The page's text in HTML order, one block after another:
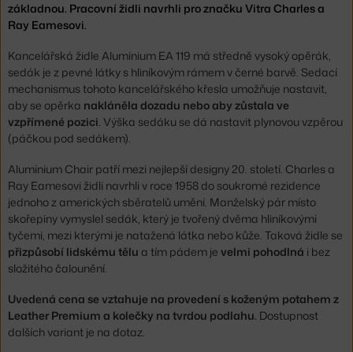
základnou. Pracovní židli navrhli pro značku Vitra Charles a
Ray Eamesovi.
Kancelářská židle Aluminium EA 119 má středně vysoký opěrák,
sedák je z pevné látky s hliníkovým rámem v černé barvě. Sedací
mechanismus tohoto kancelářského křesla umožňuje nastavit,
aby se opěrka nakláněla dozadu nebo aby zůstala ve
vzpřímené pozici. Výška sedáku se dá nastavit plynovou vzpěrou
(páčkou pod sedákem).
Aluminium Chair patří mezi nejlepší designy 20. století. Charles a
Ray Eamesovi židli navrhli v roce 1958 do soukromé rezidence
jednoho z amerických sběratelů umění. Manželský pár místo
skořepiny vymyslel sedák, který je tvořený dvěma hliníkovými
tyčemi, mezi kterými je natažená látka nebo kůže. Taková židle se
přizpůsobí lidskému tělu a tím pádem je velmi pohodlná i bez
složitého čalounění.
Uvedená cena se vztahuje na provedení s koženým potahem z
Leather Premium a kolečky na tvrdou podlahu. Dostupnost
dalších variant je na dotaz.